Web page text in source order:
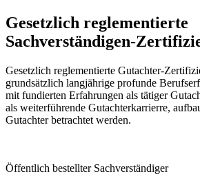
Gesetzlich reglementierte
Sachverständigen-
Gesetzlich reglementierte Gutachter-
grundsätzlich langjährige profunde
mit fundierten Erfahrungen als tätiger
als weiterführende Gutachterkarrierre,
Gutachter betrachtet werden.
Öffentlich bestellter Sachverständiger